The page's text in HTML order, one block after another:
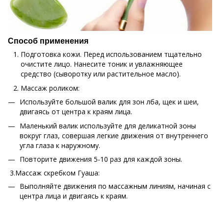
Способ применения
Подготовка кожи. Перед использованием тщательно
очистите лицо. Нанесите тоник и увлажняющее
средство (сыворотку или растительное масло).
Массаж роликом:
Используйте большой валик для зон лба, щек и шеи,
двигаясь от центра к краям лица.
Маленький валик используйте для деликатной зоны
вокруг глаз, совершая легкие движения от внутреннего
угла глаза к наружному.
Повторите движения 5-10 раз для каждой зоны.
3.Массаж скребком Гуаша:
Выполняйте движения по массажным линиям, начиная с
центра лица и двигаясь к краям.